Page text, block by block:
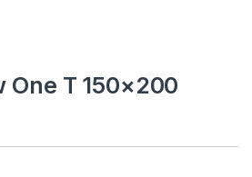
One T 150×200